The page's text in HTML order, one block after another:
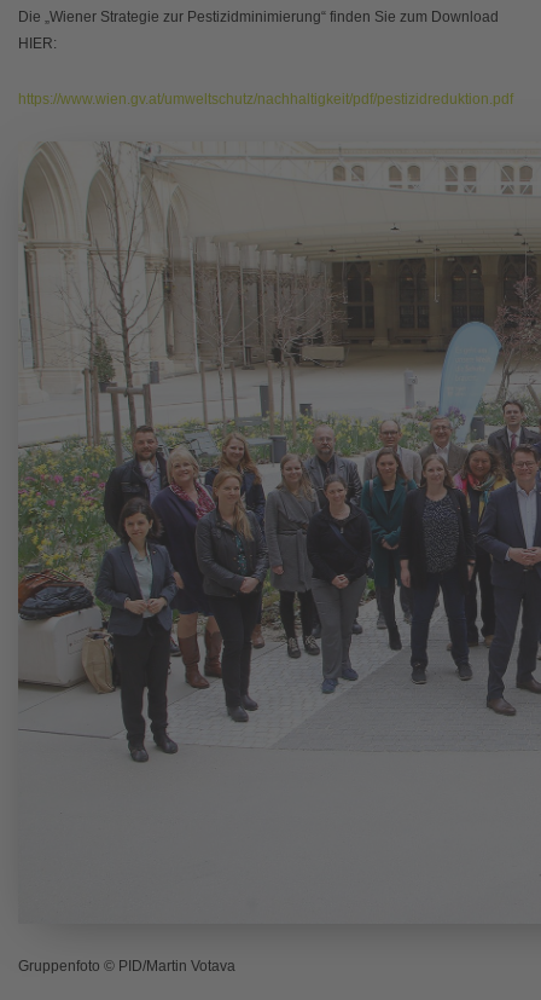
Die „Wiener Strategie zur Pestizidminimierung“ finden Sie zum Download
HIER:
https://www.wien.gv.at/umweltschutz/nachhaltigkeit/pdf/pestizidreduktion.pdf
Gruppenfoto © PID/Martin Votava